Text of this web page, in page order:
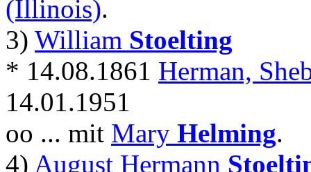
(Illinois).
3) William Stoelting
* 14.08.1861 Herman,
14.01.1951
oo ... mit Mary Helming.
4) August Hermann